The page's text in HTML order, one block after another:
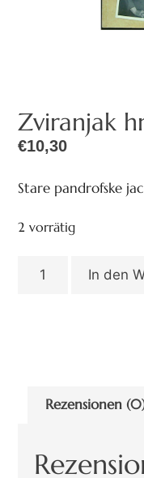
Zviranjak
€10,30
Stare pandrofske
2 vorrätig
In den
Rezensionen